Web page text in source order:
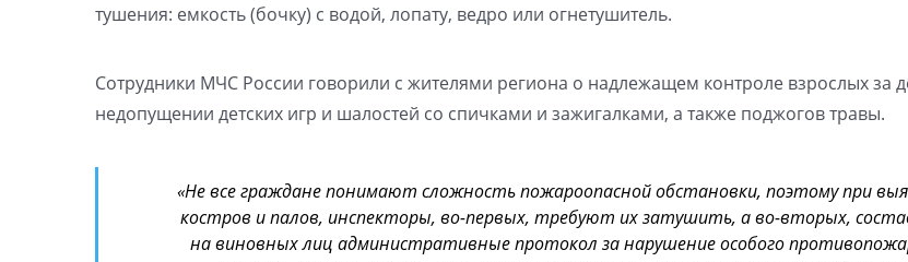
тушения: емкость (бочку) с водой, лопату, ведро или огнетушитель.
Сотрудники МЧС России говорили с жителями региона о надлежащем контроле взрослых за
недопущении детских игр и шалостей со спичками и зажигалками, а также поджогов травы.
«Не все граждане понимают сложность пожароопасной обстановки, поэтому при
костров и палов, инспекторы, во-первых, требуют их затушить, а во-вторых,
на виновных лиц административные протокол за нарушение особого